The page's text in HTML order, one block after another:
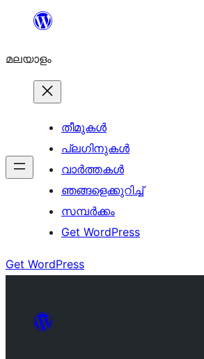
ഉള്ളടക്കത്തിലേക്ക്
മലയാളം
തീമുകൾ
പ്ലഗിനുകൾ
വാര്‍ത്തകള്‍
ഞങ്ങളെക്കുറിച്ച്
സമ്പര്‍ക്കം
Get WordPress
Get WordPress